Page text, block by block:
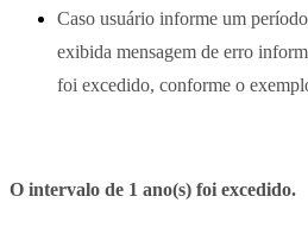
Caso usuário informe um
exibida mensagem de erro
foi excedido, conforme o
O intervalo de 1 ano(s) foi excedido.